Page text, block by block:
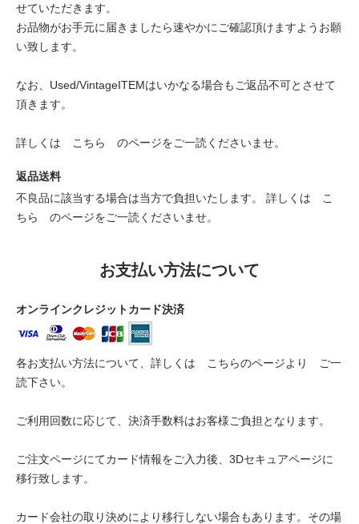
せていただきます。
お品物がお手元に届きましたら速やかにご確認頂けますようお願
い致します。
なお、Used/VintageITEMはいかなる場合もご返品不可とさせて
頂きます。
詳しくは こちら のページをご一読くださいませ。
返品送料
不良品に該当する場合は当方で負担いたします。 詳しくは
こ
ちら
のページをご一読くださいませ。
お支払い方法について
オンラインクレジットカード決済
各お支払い方法について、詳しくは こちらのページより
ご一
読下さい。
ご利用回数に応じて、決済手数料はお客様ご負担となります。
ご注文ページにてカード情報をご入力後、3Dセキュアページに
移行致します。
カード会社の取り決めにより移行しない場合もあります。その場